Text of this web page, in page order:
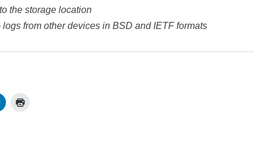
the storage location
from other devices in BSD and IETF formats